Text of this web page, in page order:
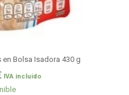
Bolsa Isadora 430 g
IVA incluido